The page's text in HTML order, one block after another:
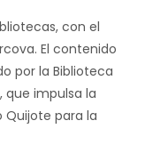
con el
El contenido
por la Biblioteca
que impulsa la
Quijote para la